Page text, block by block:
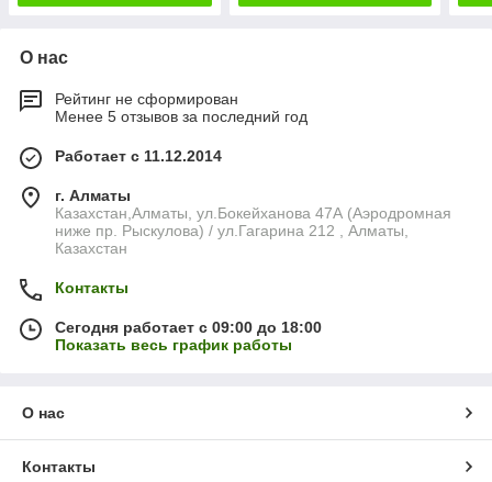
О нас
Рейтинг не сформирован
Менее 5 отзывов за последний год
Работает с 11.12.2014
г. Алматы
Казахстан,Алматы, ул.Бокейханова 47А (Аэродромная
ниже пр. Рыскулова) / ул.Гагарина 212 , Алматы,
Казахстан
Контакты
Сегодня работает с 09:00 до 18:00
Показать весь график работы
О нас
Контакты